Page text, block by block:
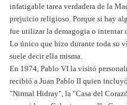
infatigable tarea verdadera de la
prejuicio religioso. Porque si hay
fue utilizar la demagogia o intentar
Lo único que hizo durante toda su
suele decir ella misma.
En 1974, Pablo VI la visitó
recibió a Juan Pablo II quien
"Nirmal Hidray", la "Casa del